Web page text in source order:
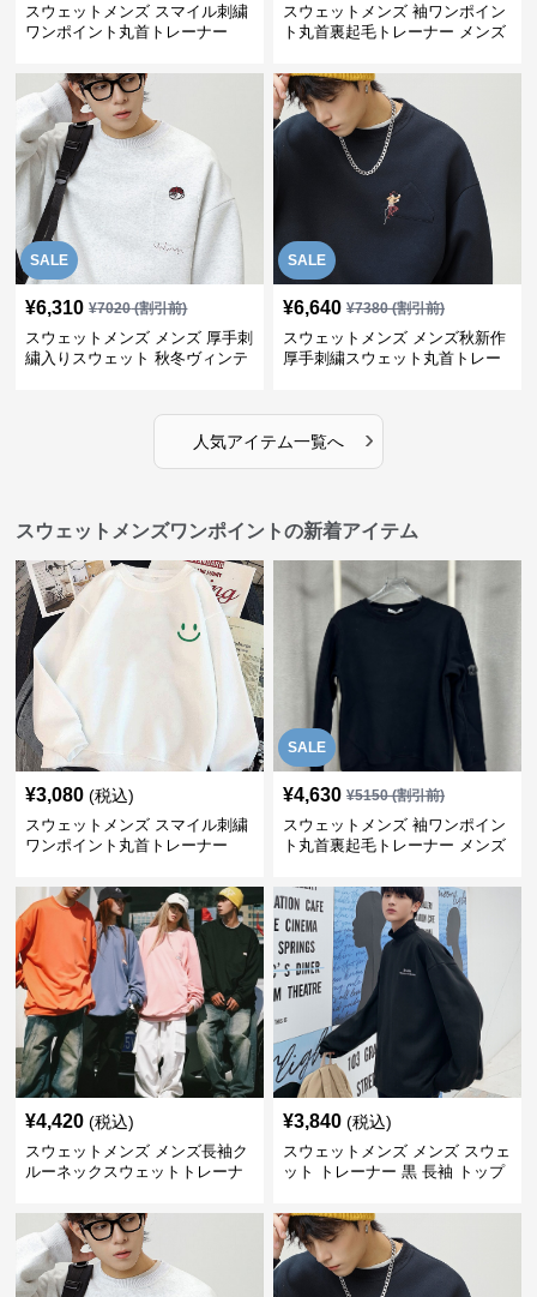
スウェットメンズ スマイル刺繍
ワンポイント丸首トレーナー
スウェットメンズ 袖ワンポイン
ト丸首裏起毛トレーナー メンズ
SALE
¥6,310 ¥7020(割引前)
スウェットメンズ メンズ 厚手刺
繍入りスウェット 秋冬ヴィンテ
SALE
¥6,640 ¥7380(割引前)
スウェットメンズ メンズ秋新作
厚手刺繍スウェット丸首トレー
人気アイテム一覧へ ›
スウェットメンズワンポイントの新着アイテム
¥3,080 (税込)
スウェットメンズ スマイル刺繍
ワンポイント丸首トレーナー
SALE
¥4,630 ¥5150(割引前)
スウェットメンズ 袖ワンポイン
ト丸首裏起毛トレーナー メンズ
¥4,420 (税込)
スウェットメンズ メンズ長袖ク
ルーネックスウェットトレーナ
¥3,840 (税込)
スウェットメンズ メンズ スウェ
ット トレーナー 黒 長袖 トップ